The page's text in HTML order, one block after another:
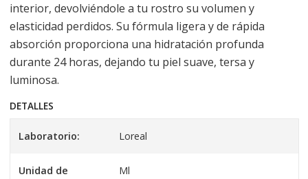
interior, devolviéndole a tu rostro su volumen y
elasticidad perdidos. Su fórmula ligera y de rápida
absorción proporciona una hidratación profunda
durante 24 horas, dejando tu piel suave, tersa y
luminosa.
DETALLES
Laboratorio: Loreal
Unidad de
Ml